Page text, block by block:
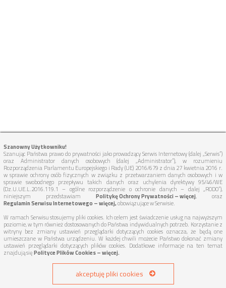
Szanowny Użytkowniku!
Szanując Państwa prawo do prywatności jako prowadzący Serwis Internetowy (dalej „Serwis”)
oraz Administrator danych osobowych (dalej „Administrator”), w rozumieniu
Rozporządzenia Parlamentu Europejskiego i Rady (UE) 2016/679 z dnia 27 kwietnia 2016 r.
w sprawie ochrony osób fizycznych w związku z przetwarzaniem danych osobowych i w
sprawie swobodnego przepływu takich danych oraz uchylenia dyrektywy 95/46/WE
(Dz.U.UE.L.2016.119.1 – ogólne rozporządzenie o ochronie danych – dalej „RODO”),
niniejszym przedstawiam Politykę Ochrony Prywatności – więcej, oraz
Regulamin Serwisu Internetowego – więcej,obowiązujące w Serwisie.
W ramach Serwisu stosujemy pliki cookies. Ich celem jest świadczenie usług na najwyższym
poziomie, w tym również dostosowanych do Państwa indywidualnych potrzeb. Korzystanie z
witryny bez zmiany ustawień przeglądarki dotyczących cookies oznacza, że będą one
umieszczane w Państwa urządzeniu. W każdej chwili możecie Państwo dokonać zmiany
ustawień przeglądarki dotyczących plików cookies. Dodatkowe informacje na ten temat
znajdują sięPolityce Plików Cookies – więcej.
akceptuję pliki cookies